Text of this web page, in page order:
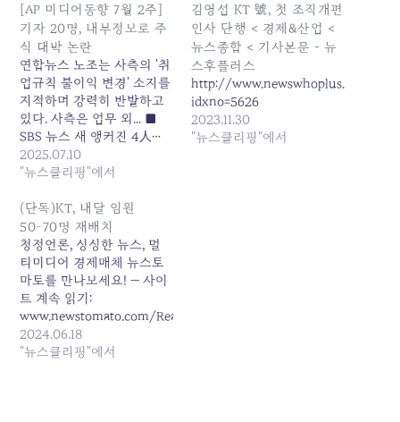
[AP 미디어동향 7월 2주]
기자 20명, 내부정보로 주
식 대박 논란
연합뉴스 노조는 사측의 '취
업규칙 불이익 변경' 소지를
지적하며 강력히 반발하고
있다. 사측은 업무 외... ■
SBS 뉴스 새 앵커진 4人…
세대교체 [SBS]는 7월 21일
부터 평일 메인 뉴스 프로그
기사: [AP 미디어동향 7월 2
주] 기자 20명, 내부정보로
주식 대박 논란 발행일:
2025-07-10 23:00:00
2025.07.10
"뉴스클리핑"에서
김영섭 KT 號, 첫 조직개편
인사 단행 < 경제&산업 <
뉴스종합 < 기사본문 - 뉴
스후플러스
http://www.newswhoplus.com/
idxno=5626
2023.11.30
"뉴스클리핑"에서
(단독)KT, 내달 임원
50~70명 재배치
청정언론, 싱싱한 뉴스, 멀
티미디어 경제매체 뉴스토
마토를 만나보세요! — 사이
트 계속 읽기:
www.newstomato.com/ReadNews.aspx
2024.06.18
"뉴스클리핑"에서